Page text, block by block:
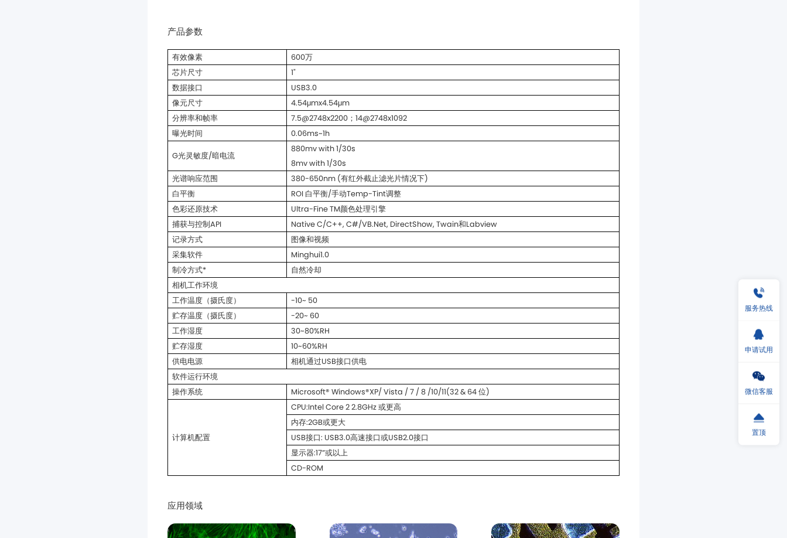
产品参数
有效像素
600万
芯片尺寸
1"
数据接口
USB3.0
像元尺寸
4.54μmx4.54μm
分辨率和帧率
7.5@2748x2200；14@2748x1092
曝光时间
0.06ms~1h
G光灵敏度/暗电流
880mv with 1/30s
8mv with 1/30s
光谱响应范围
380-650nm (有红外截止滤光片情况下)
白平衡
ROI 白平衡/手动Temp-Tint调整
色彩还原技术
Ultra-Fine TM颜色处理引擎
捕获与控制API
Native C/C++, C#/VB.Net, DirectShow, Twain和Labview
记录方式
图像和视频
采集软件
Minghui1.0
制冷方式*
自然冷却
相机工作环境
工作温度（摄氏度）
-10~ 50
贮存温度（摄氏度）
-20~ 60
工作湿度
30~80%RH
贮存湿度
10~60%RH
供电电源
相机通过USB接口供电
软件运行环境
操作系统
Microsoft® Windows®XP/ Vista / 7 / 8 /10/11(32 & 64 位)
计算机配置
CPU:Intel Core 2 2.8GHz 或更高
内存:2GB或更大
USB接口: USB3.0高速接口或USB2.0接口
显示器:17”或以上
CD-ROM
应用领域
服务热线
申请试用
微信客服
置顶